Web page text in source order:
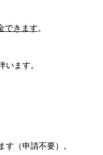
できます。
ます。
す（申請不要）。